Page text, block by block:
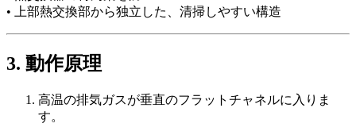
• 上部熱交換部から独立した、清掃しやすい構造
3. 動作原理
高温の排気ガスが垂直のフラットチャネルに入りま
す。